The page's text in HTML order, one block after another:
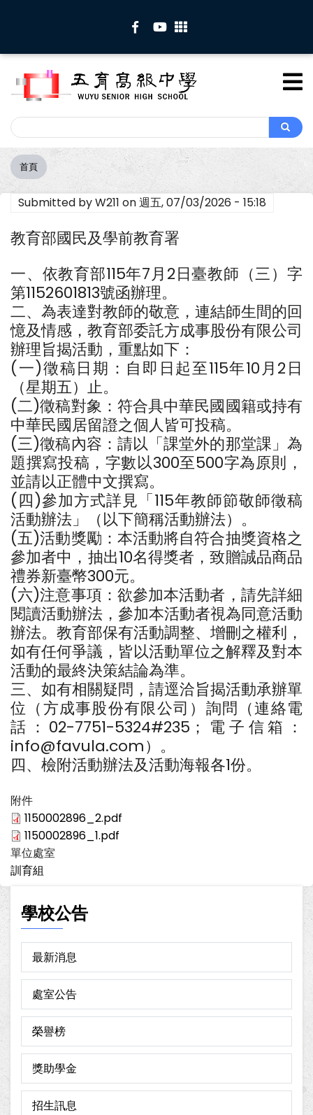
內
Search
Search
導
航
連
首頁
Submitted byW211 on週五, 07/03/2026 - 15:18
教育部國民及學前教育署
一、依教育部115年7月2日臺教師（三）字
第1152601813號函辦理。
二、為表達對教師的敬意，連結師生間的回
憶及情感，教育部委託方成事股份有限公司
辦理旨揭活動，重點如下：
(一)徵稿日期：自即日起至115年10月2日
（星期五）止。
(二)徵稿對象：符合具中華民國國籍或持有
中華民國居留證之個人皆可投稿。
(三)徵稿內容：請以「課堂外的那堂課」為
題撰寫投稿，字數以300至500字為原則，
並請以正體中文撰寫。
(四)參加方式詳見「115年教師節敬師徵稿
活動辦法」（以下簡稱活動辦法）。
(五)活動獎勵：本活動將自符合抽獎資格之
參加者中，抽出10名得獎者，致贈誠品商品
禮券新臺幣300元。
(六)注意事項：欲參加本活動者，請先詳細
閱讀活動辦法，參加本活動者視為同意活動
辦法。教育部保有活動調整、增刪之權利，
如有任何爭議，皆以活動單位之解釋及對本
活動的最終決策結論為準。
三、如有相關疑問，請逕洽旨揭活動承辦單
位（方成事股份有限公司）詢問（連絡電
話：02-7751-5324#235；電子信箱：
info@favula.com）。
四、檢附活動辦法及活動海報各1份。
附件
1150002896_2.pdf
1150002896_1.pdf
單位處室
訓育組
學校公告
最新消息
處室公告
榮譽榜
獎助學金
招生訊息